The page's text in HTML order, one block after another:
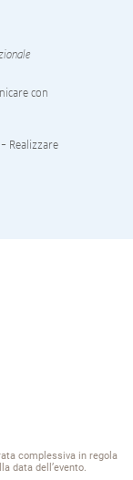
con
Realizzare
complessiva in regola
data dell’evento.